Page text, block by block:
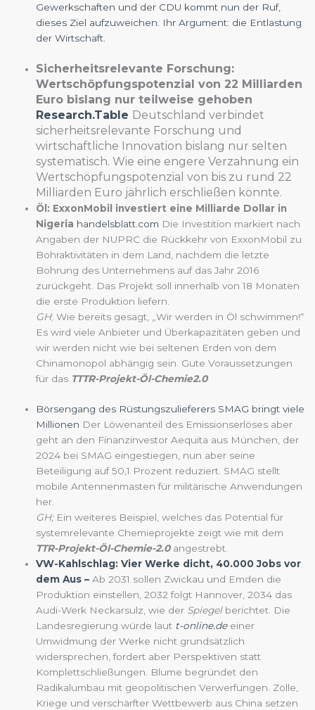
Gewerkschaften und der CDU kommt nun der Ruf,
dieses Ziel aufzuweichen. Ihr Argument: die Entlastung
der Wirtschaft.
Sicherheitsrelevante Forschung:
Wertschöpfungspotenzial von 22 Milliarden
Euro bislang nur teilweise gehoben
Research.Table Deutschland verbindet
sicherheitsrelevante Forschung und
wirtschaftliche Innovation bislang nur selten
systematisch. Wie eine engere Verzahnung ein
Wertschöpfungspotenzial von bis zu rund 22
Milliarden Euro jährlich erschließen könnte.
Öl: ExxonMobil investiert eine Milliarde Dollar in
Nigeria handelsblatt.com Die Investition markiert nach
Angaben der NUPRC die Rückkehr von ExxonMobil zu
Bohraktivitäten in dem Land, nachdem die letzte
Bohrung des Unternehmens auf das Jahr 2016
zurückgeht. Das Projekt soll innerhalb von 18 Monaten
die erste Produktion liefern.
GH; Wie bereits gesagt, „Wir werden in Öl schwimmen!“
Es wird viele Anbieter und Überkapazitäten geben und
wir werden nicht wie bei seltenen Erden von dem
Chinamonopol abhängig sein. Gute Voraussetzungen
für das TTTR-Projekt-Öl-Chemie2.0
Börsengang des Rüstungszulieferers SMAG bringt viele
Millionen Der Löwenanteil des Emissionserlöses aber
geht an den Finanzinvestor Aequita aus München, der
2024 bei SMAG eingestiegen, nun aber seine
Beteiligung auf 50,1 Prozent reduziert. SMAG stellt
mobile Antennenmasten für militärische Anwendungen
her.
GH;Ein weiteres Beispiel, welches das Potential für
systemrelevante Chemieprojekte zeigt wie mit dem
TTR-Projekt-Öl-Chemie-2.0 angestrebt.
VW-Kahlschlag: Vier Werke dicht, 40.000 Jobs vor
dem Aus –Ab 2031 sollen Zwickau und Emden die
Produktion einstellen, 2032 folgt Hannover, 2034 das
Audi-Werk Neckarsulz, wie der Spiegel berichtet. Die
Landesregierung würde laut t-online.de einer
Umwidmung der Werke nicht grundsätzlich
widersprechen, fordert aber Perspektiven statt
Komplettschließungen. Blume begründet den
Radikalumbau mit geopolitischen Verwerfungen. Zölle,
Kriege und verschärfter Wettbewerb aus China setzen